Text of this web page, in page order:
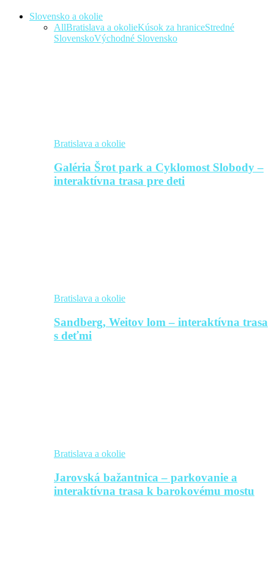
Slovensko a okolie
AllBratislava a okolieKúsok za hraniceStredné
SlovenskoVýchodné Slovensko
Bratislava a okolie
Galéria Šrot park a Cyklomost Slobody –
interaktívna trasa pre deti
Bratislava a okolie
Sandberg, Weitov lom – interaktívna trasa
s deťmi
Bratislava a okolie
Jarovská bažantnica – parkovanie a
interaktívna trasa k barokovému mostu